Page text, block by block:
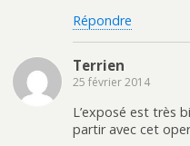
Répondre
Terrien
25 février 2014
L’exposé est très
partir avec cet